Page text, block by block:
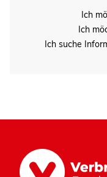
Ich
Ich
Ich suche